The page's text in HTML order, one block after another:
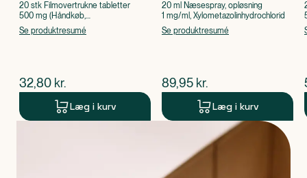
20 stk Filmovertrukne tabletter
500 mg (Håndkøb,
apoteksforbeholdt), Paracetamol
Se produktresumé
$nuværende pris
32,80 kr.
Læg i kurv
20 ml Næsespray, opløsning
1 mg/ml, Xylometazolinhydrochlorid
Se produktresumé
$nuværende pris
89,95 kr.
Læg i kurv